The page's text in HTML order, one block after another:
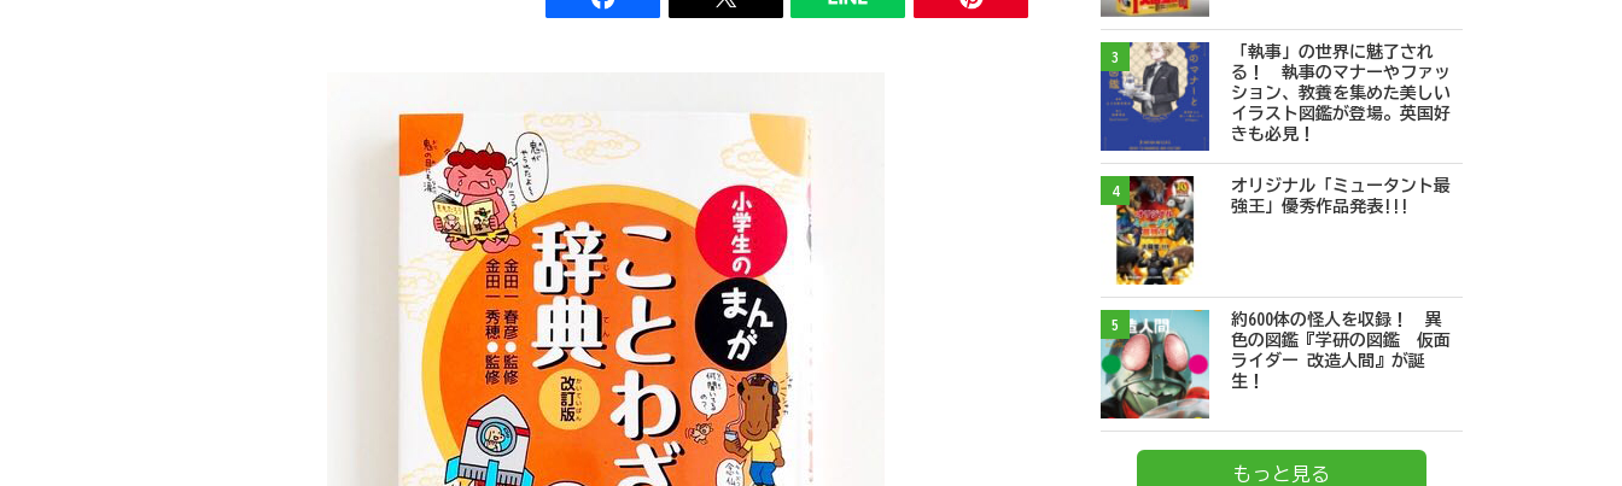
3
「執事」の世界に魅了され
る！ 執事のマナーやファッ
ション、教養を集めた美しい
イラスト図鑑が登場。英国好
きも必見！
4
オリジナル「ミュータント最
強王」優秀作品発表!!!
5
約600体の怪人を収録！ 異
色の図鑑『学研の図鑑 仮面
ライダー 改造人間』が誕
生！
もっと見る